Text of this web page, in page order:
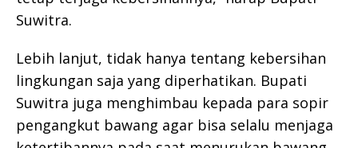
Suwitra.
Lebih lanjut, tidak hanya tentang kebersihan
lingkungan saja yang diperhatikan. Bupati
Suwitra juga menghimbau kepada para sopir
pengangkut bawang agar bisa selalu menjaga